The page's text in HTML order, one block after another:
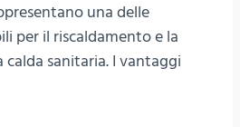
una delle
per il riscaldamento e la
sanitaria. I vantaggi